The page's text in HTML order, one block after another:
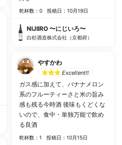
乾杯数：0 投稿日：10月19日
NIJIIRO 〜にじいろ〜
白杉酒造株式会社（京都府）
やすかわ
Excellent!!
ガス感に加えて、バナナメロン
系のフルーティーさと米の旨み
感も残る今時酒 後味もくどくな
いので、食中・単独万能で飲め
る良酒
乾杯数：1 投稿日：10月15日